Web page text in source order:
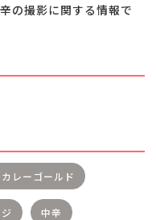
の撮影に関する情報で
レーゴールド
中辛